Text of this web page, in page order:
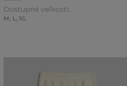
Dostupné veľkosti:
M, L, XL